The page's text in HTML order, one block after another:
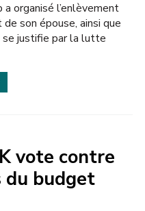
organisé l’enlèvement
son épouse, ainsi que
justifie par la lutte
vote contre
budget